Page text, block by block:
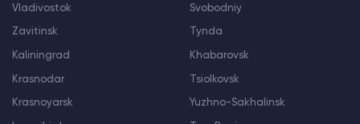
Vladivostok
Zavitinsk
Kaliningrad
Krasnodar
Krasnoyarsk
Svobodniy
Tynda
Khabarovsk
Tsiolkovsk
Yuzhno-Sakhalinsk